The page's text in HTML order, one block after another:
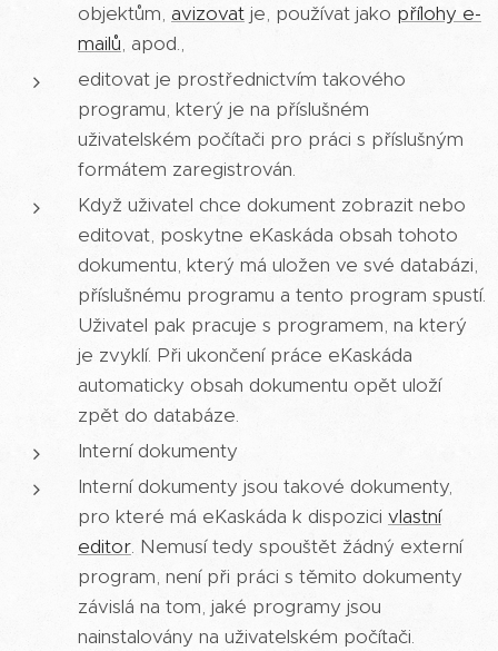
objektům, avizovat je, používat jako přílohy e-
mailů, apod.,
editovat je prostřednictvím takového
programu, který je na příslušném
uživatelském počítači pro práci s příslušným
formátem zaregistrován.
Když uživatel chce dokument zobrazit nebo
editovat, poskytne eKaskáda obsah tohoto
dokumentu, který má uložen ve své databázi,
příslušnému programu a tento program spustí.
Uživatel pak pracuje s programem, na který
je zvyklí. Při ukončení práce eKaskáda
automaticky obsah dokumentu opět uloží
zpět do databáze.
Interní dokumenty
Interní dokumenty jsou takové dokumenty,
pro které má eKaskáda k dispozici vlastní
editor. Nemusí tedy spouštět žádný externí
program, není při práci s těmito dokumenty
závislá na tom, jaké programy jsou
nainstalovány na uživatelském počítači.